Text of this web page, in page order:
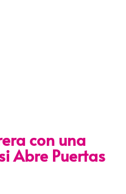
con una
Abre Puertas